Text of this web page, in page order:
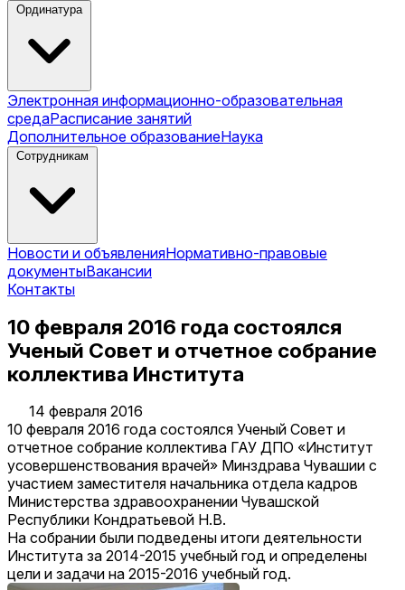
Ординатура
Электронная информационно-образовательная
средаРасписание занятий
Дополнительное образованиеНаука
Сотрудникам
Новости и объявленияНормативно-правовые
документыВакансии
Контакты
10 февраля 2016 года состоялся
Ученый Совет и отчетное собрание
коллектива Института
14 февраля 2016
10 февраля 2016 года состоялся Ученый Совет и
отчетное собрание коллектива ГАУ ДПО «Институт
усовершенствования врачей» Минздрава Чувашии с
участием заместителя начальника отдела кадров
Министерства здравоохранении Чувашской
Республики Кондратьевой Н.В.
На собрании были подведены итоги деятельности
Института за 2014-2015 учебный год и определены
цели и задачи на 2015-2016 учебный год.